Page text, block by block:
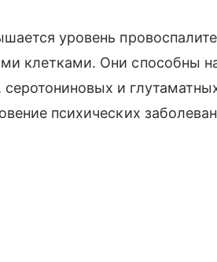
уровень
клетками. Они способны
и
психических